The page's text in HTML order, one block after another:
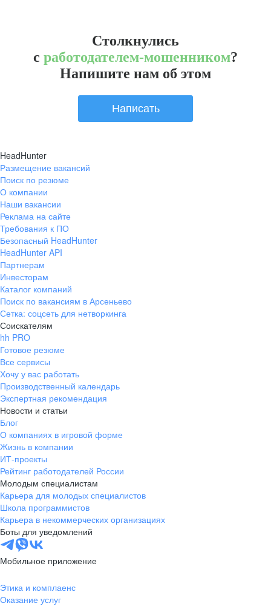
Столкнулись
с работодателем-мошенником?
Напишите нам об этом
Написать
HeadHunter
Размещение вакансий
Поиск по резюме
О компании
Наши вакансии
Реклама на сайте
Требования к ПО
Безопасный HeadHunter
HeadHunter API
Партнерам
Инвесторам
Каталог компаний
Поиск по вакансиям в Арсеньево
Сетка: соцсеть для нетворкинга
Соискателям
hh PRO
Готовое резюме
Все сервисы
Хочу у вас работать
Производственный календарь
Экспертная рекомендация
Новости и статьи
Блог
О компаниях в игровой форме
Жизнь в компании
ИТ-проекты
Рейтинг работодателей России
Молодым специалистам
Карьера для молодых специалистов
Школа программистов
Карьера в некоммерческих организациях
Боты для уведомлений
Мобильное приложение
Этика и комплаенс
Оказание услуг